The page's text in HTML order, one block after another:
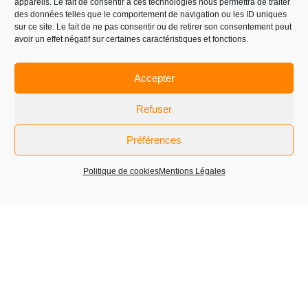
appareils. Le fait de consentir à ces technologies nous permettra de traiter
des données telles que le comportement de navigation ou les ID uniques
sur ce site. Le fait de ne pas consentir ou de retirer son consentement peut
avoir un effet négatif sur certaines caractéristiques et fonctions.
Accepter
Refuser
Préférences
Politique de cookiesMentions Légales
Luxe, où elle y présente ses collaborations
nouvelles – 02 au 04 Octobre 2023 au Grimaldi
Forum.
2 3 Suivant »